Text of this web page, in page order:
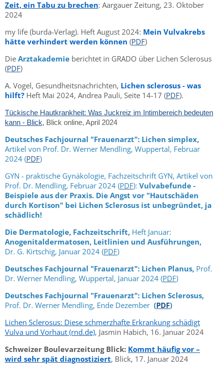
Zeit, ein Tabu zu brechen: Aargauer Zeitung, 23. Oktober
2024
my life (burda-Verlag). Heft August 2024: Mein Vulvakrebs
hätte verhindert werden können (PDF)
Die Arztakademie berichtet in GRADO über Lichen Sclerosus
(PDF)
A. Vogel, Gesundheitsnachrichten, Lichen sclerosus - was
hilft? Heft Mai 2024, Andrea Pauli, Seite 14-17 (PDF).
Tückische Hautkrankheit: Was Juckreiz im Intimbereich bedeuten
kann - Blick, Blick online, April 2024
Deutsches Fachjournal "Frauenarzt": Lichen simplex,
Artikel von Prof. Dr. Werner Mendling, Wuppertal, Februar
2024 (PDF)
GYN - praktische Gynäkologie, Fachzeitschrift GYN, Artikel von
Prof. Dr. Mendling, Februar 2024 (PDF): Vulvabefunde -
Beispiele aus der Praxis. Die Angst vor "Hautschäden
durch Kortison" bei Lichen Sclerosus ist unbegründet, ja
schädlich!
Die Dermatologie, Fachzeitschrift, Heft Januar:
Anogenitaldermatosen, Leitlinien und Ausführungen,
Dr. G. Kirtschig, Januar 2024 (PDF)
Deutsches Fachjournal "Frauenarzt": Lichen Planus, Prof.
Dr. Werner Mendling, Wuppertal, Januar 2024 (PDF)
Deutsches Fachjournal "Frauenarzt": Lichen Sclerosus,
Prof. Dr. Werner Mendling, Ende Dezember (PDF)
Lichen Sclerosus: Diese schmerzhafte Erkrankung schädigt
Vulva und Vorhaut (rnd.de), Jasmin Habich, 16. Januar 2024
Schweizer Boulevarzeitung Blick: Kommt häufig vor –
wird sehr spät diagnostiziert, Blick, 17. Januar 2024